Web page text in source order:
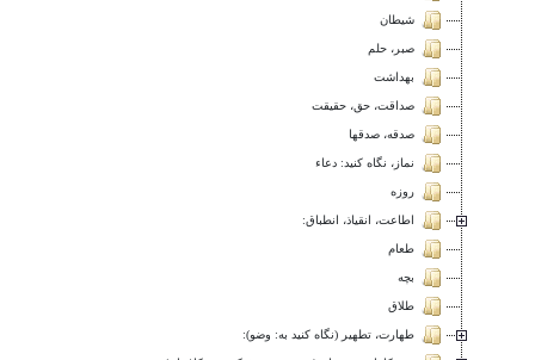
شيطان
صبر، حلم
بهداشت
صداقت، حق، حقیقت
صدقه، صدقها
نماز، نگاه کنيد: دعاء
روزه
اطاعت، انقياذ، انطباق:
طعام
بچه
طلاق
طهارت، تطهیر (نگاه کنید به: وضو):